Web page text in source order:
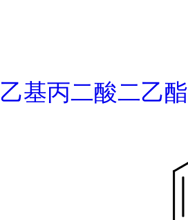
乙基丙二酸二乙酯